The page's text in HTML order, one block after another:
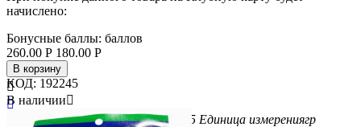
начислено:
Бонусные баллы: баллов
260.00 Р 180.00 Р
В корзину


БрендLOTTEВес/Объем/Кол-во 25 Единица измерениягр
КОД: 192245
В наличии